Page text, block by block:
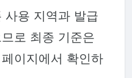
사용 지역과 발급
로 최종 기준은
이지에서 확인하